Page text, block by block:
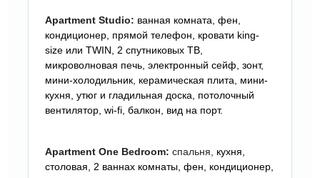
Apartment Studio: ванная комната, фен,
кондиционер, прямой телефон, кровати king-
size или TWIN, 2 спутниковых ТВ,
микроволновая печь, электронный сейф, зонт,
мини-холодильник, керамическая плита, мини-
кухня, утюг и гладильная доска, потолочный
вентилятор, wi-fi, балкон, вид на порт.
Apartment One Bedroom: спальня, кухня,
столовая, 2 ваннах комнаты, фен, кондиционер,